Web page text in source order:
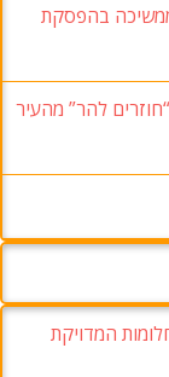
בהפסקת
להר” מהעיר
המדויקת